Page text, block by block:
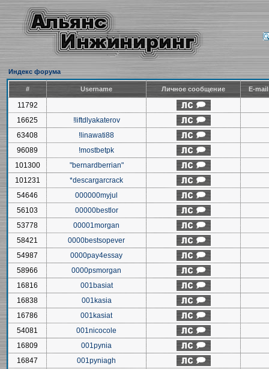
Индекс форума
# Username Личное сообщение E-
11792
16625
!liftdlyakaterov
63408
!linawati88
96089
!mostbetpk
101300
"bernardberrian"
101231
*descargarcrack
54646
000000myjul
56103
00000bestlor
53778
00001morgan
58421
0000bestsopever
54987
0000pay4essay
58966
0000psmorgan
16816
001basiat
16838
001kasia
16786
001kasiat
54081
001nicocole
16809
001pynia
16847
001pyniagh